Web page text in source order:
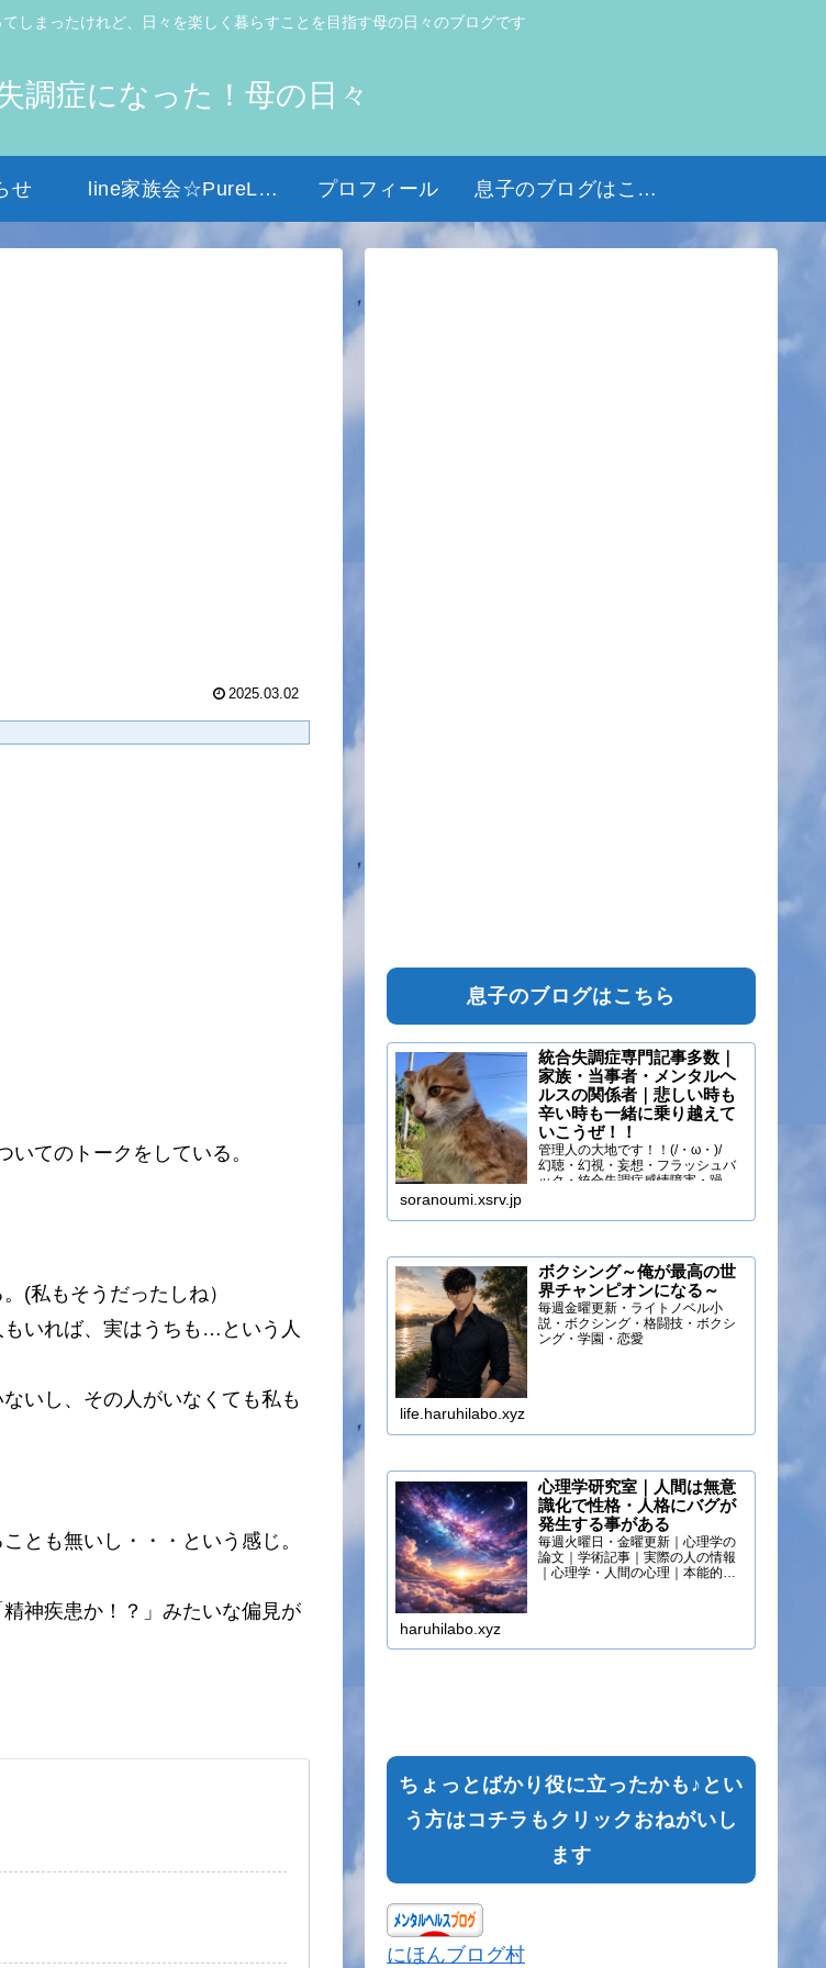
しまったけれど、日々を楽しく暮らすことを目指す母の日々のブログです
調症になった！母の日々
せ line家族会☆PureLight☆ プロフィール 息子のブログはこちら
2025.03.02
てのトークをしている。
(私もそうだったしね）
いれば、実はうちも…という人
いし、その人がいなくても私も
とも無いし・・・という感じ。
神疾患か！？」みたいな偏見が
息子のブログはこちら
統合失調症専門記事多数｜
家族・当事者・メンタルヘ
ルスの関係者｜悲しい時も
辛い時も一緒に乗り越えて
いこうぜ！！
管理人の大地です！！(/・ω・)/
幻聴・幻視・妄想・フラッシュバ
ック・統合失調症感情障害・躁う
soranoumi.xsrv.jp
ボクシング～俺が最高の世
界チャンピオンになる～
毎週金曜更新・ライトノベル小
説・ボクシング・格闘技・ボクシ
ング・学園・恋愛
life.haruhilabo.xyz
心理学研究室｜人間は無意
識化で性格・人格にバグが
発生する事がある
毎週火曜日・金曜更新｜心理学の
論文｜学術記事｜実際の人の情報
｜心理学・人間の心理｜本能的心
haruhilabo.xyz
ちょっとばかり役に立ったかも♪とい
う方はコチラもクリックおねがいし
ます
にほんブログ村